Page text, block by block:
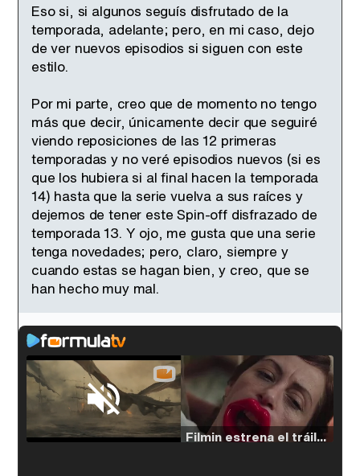
Eso si, si algunos seguís disfrutado de la
temporada, adelante; pero, en mi caso, dejo
de ver nuevos episodios si siguen con este
estilo.
Por mi parte, creo que de momento no tengo
más que decir, únicamente decir que seguiré
viendo reposiciones de las 12 primeras
temporadas y no veré episodios nuevos (si es
que los hubiera si al final hacen la temporada
14) hasta que la serie vuelva a sus raíces y
dejemos de tener este Spin-off disfrazado de
temporada 13. Y ojo, me gusta que una serie
tenga novedades; pero, claro, siempre y
cuando estas se hagan bien, y creo, que se
han hecho muy mal.
Unmute
Loaded:
Filmin estrena el tráiler de 'Millennial Mal', su nueva comedia universitaria de la mano de Lorena Iglesias